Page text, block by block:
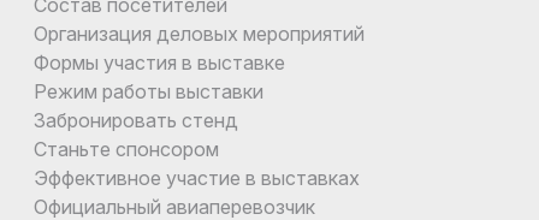
Организация деловых мероприятий
Формы участия в выставке
Режим работы выставки
Забронировать стенд
Станьте спонсором
Эффективное участие в выставках
Официальный авиаперевозчик